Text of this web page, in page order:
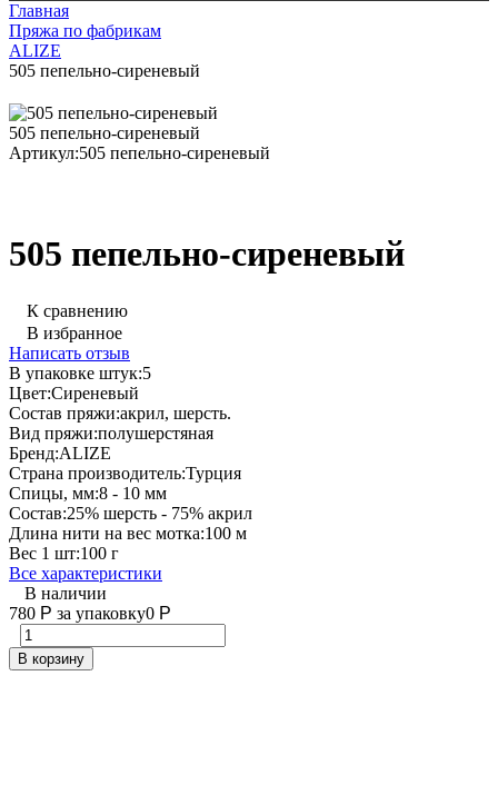
Главная
Пряжа по фабрикам
ALIZE
505 пепельно-сиреневый
505 пепельно-сиреневый
Артикул:505 пепельно-сиреневый
505 пепельно-сиреневый
К сравнению
В избранное
Написать отзыв
В упаковке штук:5
Цвет:Сиреневый
Состав пряжи:акрил, шерсть.
Вид пряжи:полушерстяная
Бренд:ALIZE
Страна производитель:Турция
Спицы, мм:8 - 10 мм
Состав:25% шерсть - 75% акрил
Длина нити на вес мотка:100 м
Вес 1 шт:100 г
Все характеристики
В наличии
780 Р за упаковку0 Р
В корзину